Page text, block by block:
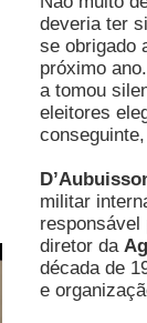
deveria ter
se obrigado
próximo
a tomou
eleitores
militar
diretor da
década de
e